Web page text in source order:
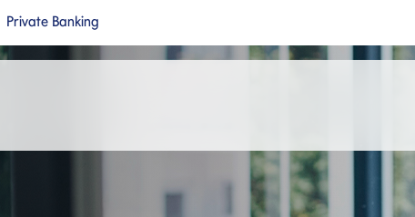
una nuova pagina
Private BankingSi apre in una nuova pagina